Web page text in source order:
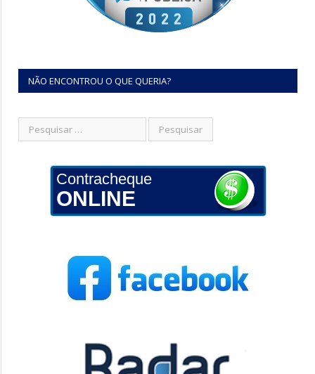
NÃO ENCONTROU O QUE QUERIA?
Contracheque
ONLINE